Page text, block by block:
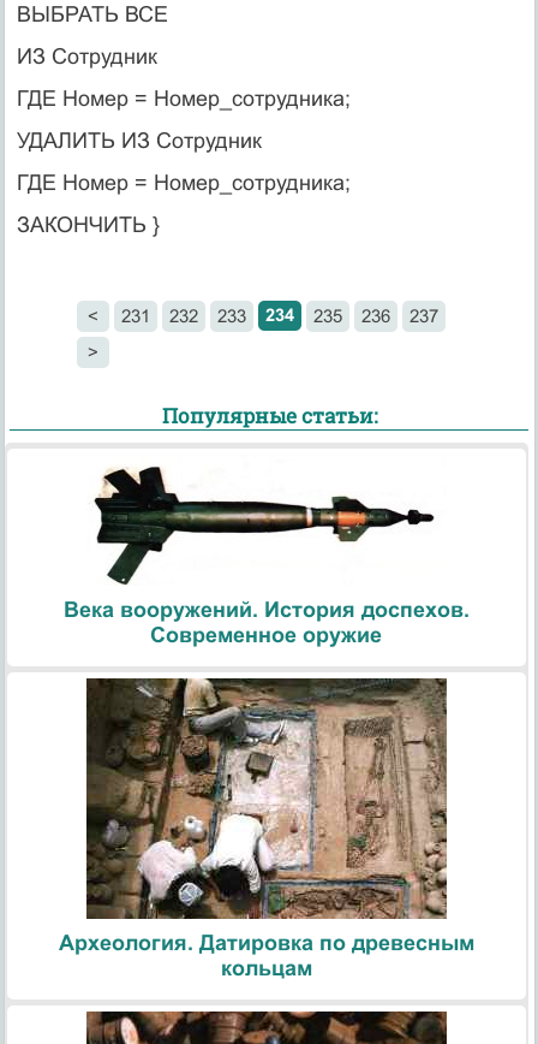
ВЫБРАТЬ ВСЕ
ИЗ Сотрудник
ГДЕ Номер = Номер_сотрудника;
УДАЛИТЬ ИЗ Сотрудник
ГДЕ Номер = Номер_сотрудника;
ЗАКОНЧИТЬ }
< 231 232 233 234 235 236
237
>
Популярные статьи:
Века вооружений. История доспехов.
Современное оружие
Археология. Датировка по древесным
кольцам